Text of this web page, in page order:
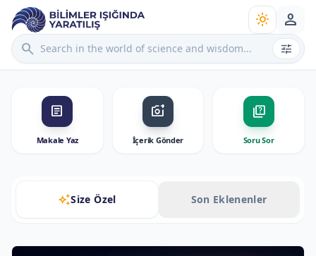
search tune
light_mode person
article
Makale Yaz
add_a_photo
İçerik Gönder
quiz
Soru Sor
auto_awesomeSize Özel Son Eklenenler